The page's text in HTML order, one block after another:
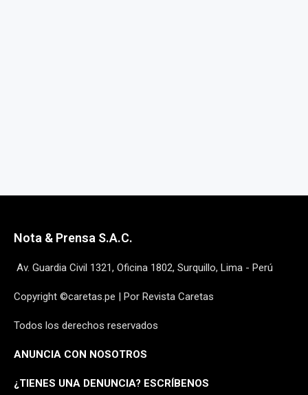
Nota & Prensa S.A.C.
Av. Guardia Civil 1321, Oficina 1802, Surquillo, Lima - Perú
Copyright ©caretas.pe | Por Revista Caretas
Todos los derechos reservados
ANUNCIA CON NOSOTROS
¿TIENES UNA DENUNCIA? ESCRÍBENOS